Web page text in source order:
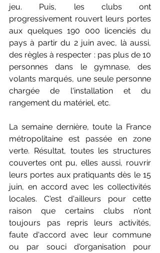
jeu. Puis, les clubs ont
progressivement rouvert leurs portes
aux quelques 190 000 licenciés du
pays à partir du 2 juin avec, là aussi,
des règles à respecter : pas plus de 10
personnes dans le gymnase, des
volants marqués, une seule personne
chargée de l'installation et du
rangement du matériel, etc.
La semaine dernière, toute la France
métropolitaine est passée en zone
verte. Résultat, toutes les structures
couvertes ont pu, elles aussi, rouvrir
leurs portes aux pratiquants dès le 15
juin, en accord avec les collectivités
locales. C'est d'ailleurs pour cette
raison que certains clubs n'ont
toujours pas repris leurs activités,
faute d'accord avec leur commune
ou par souci d'organisation pour